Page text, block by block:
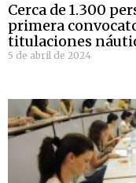
Cerca de 1.300
primera
titulaciones
5 de abril de 2024